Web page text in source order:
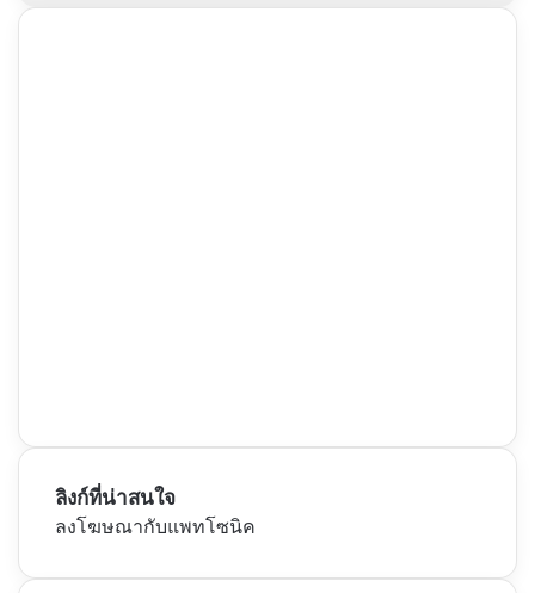
ลิงก์ที่น่าสนใจ
ลงโฆษณากับแพทโซนิค